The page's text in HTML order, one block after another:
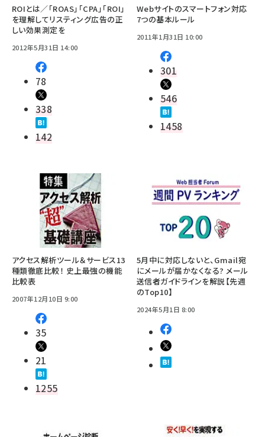
ROIとは／「ROAS」「CPA」「ROI」
を理解してリスティング広告の正
しい効果測定を
2012年5月31日 14:00
78
338
142
Webサイトのスマートフォン対応
7つの基本ルール
2011年1月31日 10:00
301
546
1458
アクセス解析ツール＆サービス13
種類徹底比較！ 史上最強の機能
比較表
2007年12月10日 9:00
35
21
1255
5月中に対応しないと、Gmail宛
にメールが届かなくなる? メール
送信者ガイドラインを解説【先週
のTop10】
2024年5月1日 8:00